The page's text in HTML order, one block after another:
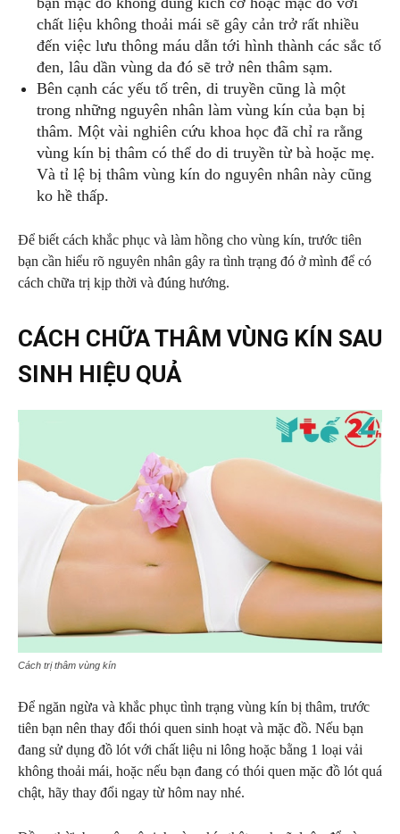
chất liệu không thoải mái sẽ gây cản trở rất nhiều
đến việc lưu thông máu dẫn tới hình thành các sắc tố
đen, lâu dần vùng da đó sẽ trở nên thâm sạm.
Bên cạnh các yếu tố trên, di truyền cũng là một
trong những nguyên nhân làm vùng kín của bạn bị
thâm. Một vài nghiên cứu khoa học đã chỉ ra rằng
vùng kín bị thâm có thể do di truyền từ bà hoặc mẹ.
Và tỉ lệ bị thâm vùng kín do nguyên nhân này cũng
ko hề thấp.
Để biết cách khắc phục và làm hồng cho vùng kín, trước tiên
bạn cần hiểu rõ nguyên nhân gây ra tình trạng đó ở mình để có
cách chữa trị kịp thời và đúng hướng.
CÁCH CHỮA THÂM VÙNG KÍN SAU
SINH HIỆU QUẢ
Cách trị thâm vùng kín
Để ngăn ngừa và khắc phục tình trạng vùng kín bị thâm, trước
tiên bạn nên thay đổi thói quen sinh hoạt và mặc đồ. Nếu bạn
đang sử dụng đồ lót với chất liệu ni lông hoặc bằng 1 loại vải
không thoải mái, hoặc nếu bạn đang có thói quen mặc đồ lót quá
chật, hãy thay đổi ngay từ hôm nay nhé.